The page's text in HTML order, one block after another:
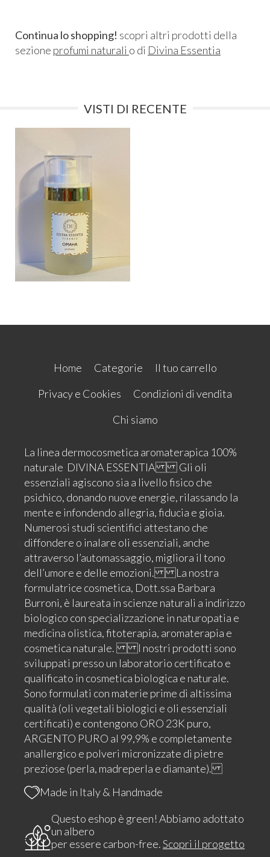
Continua lo shopping! scopri altri prodotti della
sezione profumi naturali o di Divina Essentia
VISTI DI RECENTE
Home Categorie
Il tuo carrello
Privacy e Cookies
Condizioni di vendita
Chi siamo
La linea dermocosmetica aromaterapica 100%
naturale DIVINA ESSENTIA Gli oli
essenziali agiscono sia a livello fisico che
psichico, donando nuove energie, rilassando la
mente e infondendo allegria, fiducia e gioia.
Numerosi studi scientifici attestano che
diffondere o inalare oli essenziali, anche
attraverso l’automassaggio, migliora il tono
dell’umore e delle emozioni. La nostra
formulatrice cosmetica, Dott.ssa Barbara
Burroni, è laureata in scienze naturali a indirizzo
biologico con specializzazione in naturopatia e
medicina olistica, fitoterapia, aromaterapia e
cosmetica naturale. I nostri prodotti sono
sviluppati presso un laboratorio certificato e
qualificato in cosmetica biologica e naturale.
Sono formulati con materie prime di altissima
qualità (oli vegetali biologici e oli essenziali
certificati) e contengono ORO 23K puro,
ARGENTO PURO al 99,9% e completamente
anallergico e polveri micronizzate di pietre
preziose (perla, madreperla e diamante).
Made in Italy & Handmade
Questo eshop è green! Abbiamo adottato
un albero
per essere carbon-free.Scopri il progetto